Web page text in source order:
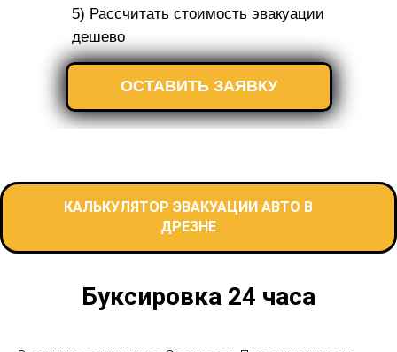
5) Рассчитать стоимость эвакуации
дешево
ОСТАВИТЬ ЗАЯВКУ
КАЛЬКУЛЯТОР ЭВАКУАЦИИ АВТО В
ДРЕЗНЕ
Буксировка 24 часа